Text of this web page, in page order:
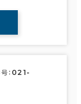
： 021-